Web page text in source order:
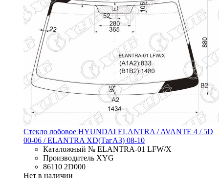
Стекло лобовое HYUNDAI ELANTRA / AVANTE 4 / 5D
00-06 / ELANTRA XD(ТагАЗ) 08-10
Каталожный № ELANTRA-01 LFW/X
Производитель XYG
86110 2D000
Нет в наличии